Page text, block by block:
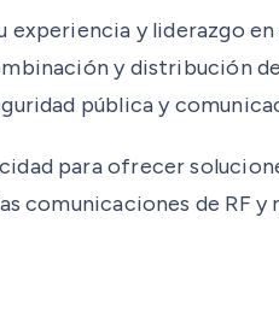
experiencia y liderazgo
y distribución
pública y
para ofrecer
comunicaciones de RF y